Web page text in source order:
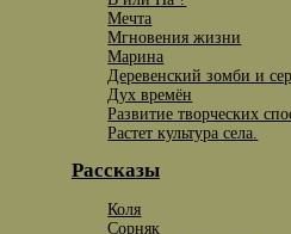
Мечта
Мгновения жизни
Марина
Деревенский зомби и
Дух времён
Развитие творческих
Растет культура села.
Рассказы
Коля
Сорняк